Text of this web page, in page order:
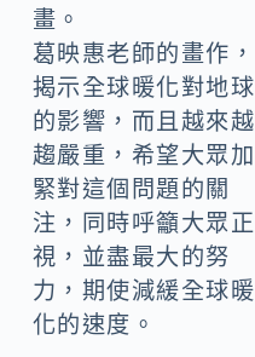
畫。
葛映惠老師的畫作，
揭示全球暖化對地球
的影響，而且越來越
趨嚴重，希望大眾加
緊對這個問題的關
注，同時呼籲大眾正
視，並盡最大的努
力，期使減緩全球暖
化的速度。